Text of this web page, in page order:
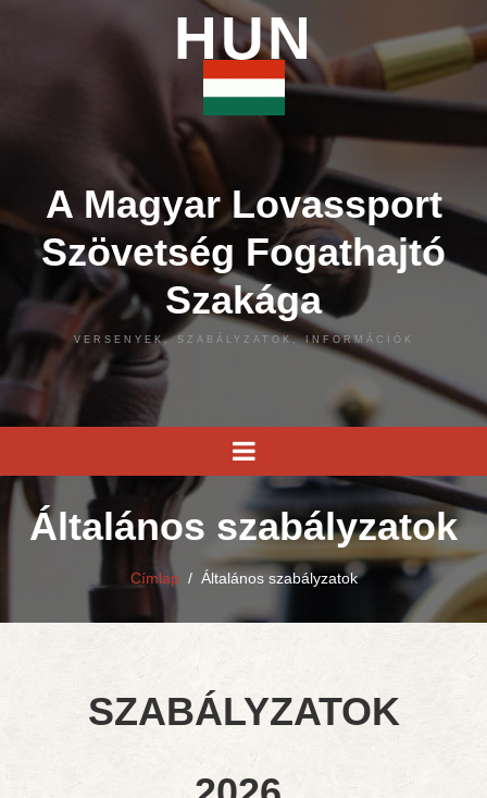
HUN
A Magyar Lovassport
Szövetség Fogathajtó
Szakága
VERSENYEK, SZABÁLYZATOK, INFORMÁCIÓK
Általános szabályzatok
Címlap / Általános szabályzatok
SZABÁLYZATOK